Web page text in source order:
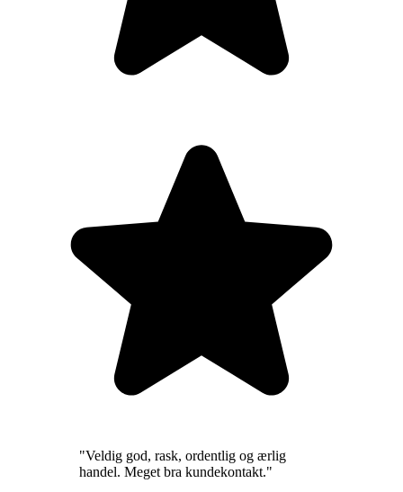
"Veldig god, rask, ordentlig og ærlig
handel. Meget bra kundekontakt."